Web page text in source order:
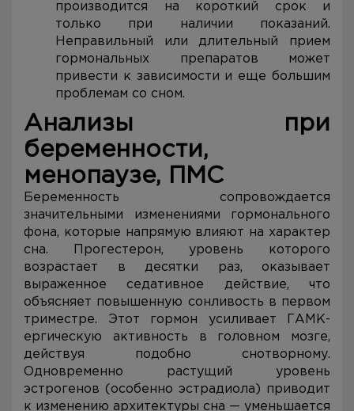
производится на короткий срок и
только при наличии показаний.
Неправильный или длительный прием
гормональных препаратов может
привести к зависимости и еще большим
проблемам со сном.
Анализы при
беременности,
менопаузе, ПМС
Беременность сопровождается
значительными изменениями гормонального
фона, которые напрямую влияют на характер
сна. Прогестерон, уровень которого
возрастает в десятки раз, оказывает
выраженное седативное действие, что
объясняет повышенную сонливость в первом
триместре. Этот гормон усиливает ГАМК-
ергическую активность в головном мозге,
действуя подобно снотворному.
Одновременно растущий уровень
эстрогенов (особенно эстрадиола) приводит
к изменению архитектуры сна — уменьшается